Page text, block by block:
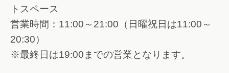
トスペース
営業時間：11:00～21:00（日曜祝日は11:00～
20:30）
※最終日は19:00までの営業となります。